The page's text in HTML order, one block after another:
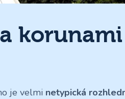
je velmi netypická